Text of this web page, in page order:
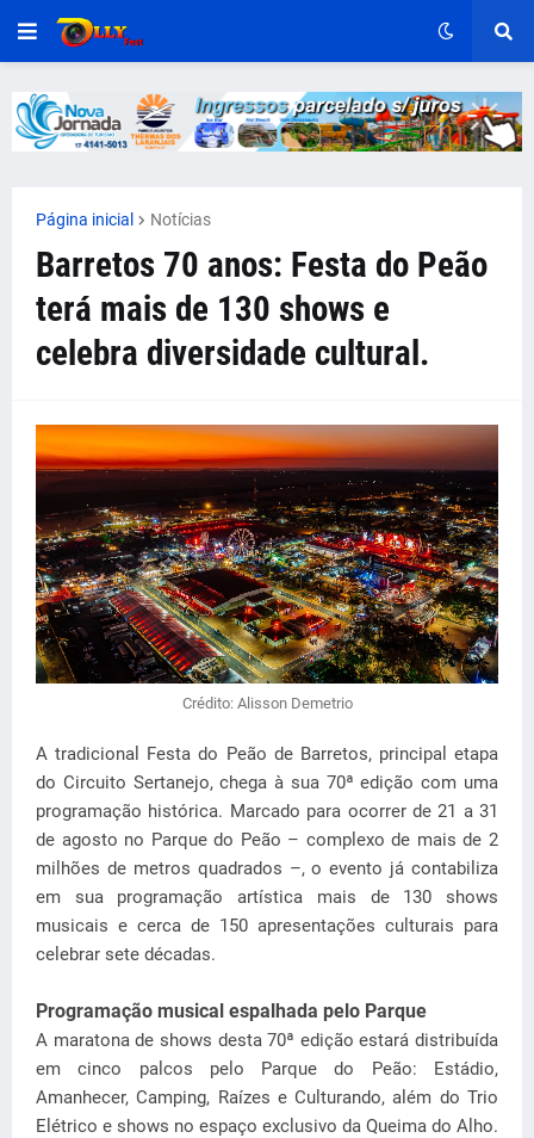
Página inicial Notícias
Barretos 70 anos: Festa do Peão
terá mais de 130 shows e
celebra diversidade cultural.
Crédito: Alisson Demetrio
A tradicional Festa do Peão de Barretos, principal etapa
do Circuito Sertanejo, chega à sua 70ª edição com uma
programação histórica. Marcado para ocorrer de 21 a 31
de agosto no Parque do Peão – complexo de mais de 2
milhões de metros quadrados –, o evento já contabiliza
em sua programação artística mais de 130 shows
musicais e cerca de 150 apresentações culturais para
celebrar sete décadas.
Programação musical espalhada pelo Parque
A maratona de shows desta 70ª edição estará distribuída
em cinco palcos pelo Parque do Peão: Estádio,
Amanhecer, Camping, Raízes e Culturando, além do Trio
Elétrico e shows no espaço exclusivo da Queima do Alho.